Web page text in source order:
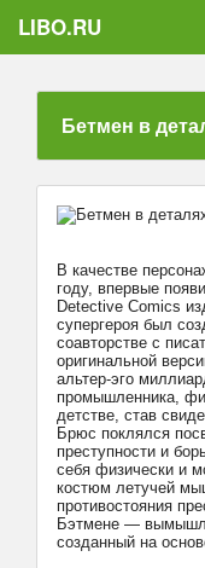
LIBO.RU
Голосования
Букофки
Бетмен в
В качестве
году, впервые
Detective Comics
супергероя был
соавторстве с
оригинальной
альтер-эго
промышленника,
детстве, став
Брюс поклялся
преступности и
себя физически и
костюм летучей
противостояния
Бэтмене —
созданный на